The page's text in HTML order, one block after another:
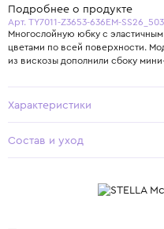
Подробнее о продукте
Арт. TY7011-Z3653-636EM-
Многослойную юбку с
цветами по всей поверхности.
из вискозы дополнили сбоку
Характеристики
Состав и уход